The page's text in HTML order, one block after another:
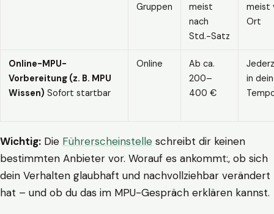
Gruppen
meist
nach
Std.-Satz
meist
Ort
Online-MPU-
Vorbereitung (z. B. MPU
Wissen) Sofort startbar
Online
Ab ca.
200–
400 €
in
Wichtig: Die Führerscheinstelle schreibt dir keinen
bestimmten Anbieter vor. Worauf es ankommt:, ob sich
dein Verhalten glaubhaft und nachvollziehbar verändert
hat – und ob du das im MPU-Gespräch erklären kannst.